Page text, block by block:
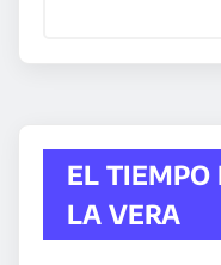
EL TIEMPO
LA VERA